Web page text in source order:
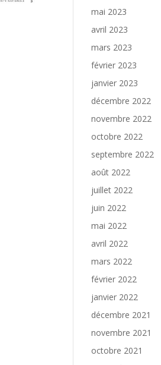
mai 2023
avril 2023
mars 2023
février 2023
janvier 2023
décembre 2022
novembre 2022
octobre 2022
septembre 2022
août 2022
juillet 2022
juin 2022
mai 2022
avril 2022
mars 2022
février 2022
janvier 2022
décembre 2021
novembre 2021
octobre 2021